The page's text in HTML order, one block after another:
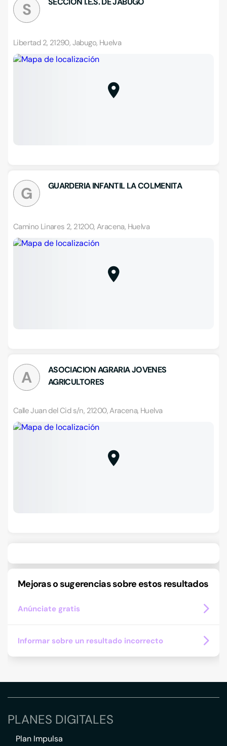
S
Libertad 2, 21290, Jabugo, Huelva
G GUARDERIA INFANTIL LA COLMENITA
Camino Linares 2, 21200, Aracena, Huelva
A
ASOCIACION AGRARIA JOVENES
AGRICULTORES
Calle Juan del Cid s/n, 21200, Aracena, Huelva
Mejoras o sugerencias sobre estos resultados
Anúnciate gratis
Informar sobre un resultado incorrecto
PLANES DIGITALES
Plan Impulsa